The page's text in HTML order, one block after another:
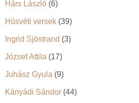
Hárs László (6)
Húsvéti versek (39)
Ingrid Sjöstrand (3)
József Attila (17)
Juhász Gyula (9)
Kányádi Sándor (44)